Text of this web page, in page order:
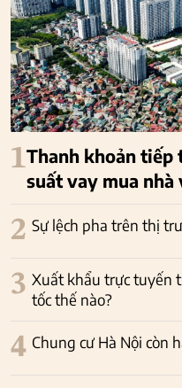
1Thanh khoản tiếp
suất vay mua nhà
2 Sự lệch pha trên thị
3 Xuất khẩu trực tuyến
tốc thế nào?
4 Chung cư Hà Nội còn